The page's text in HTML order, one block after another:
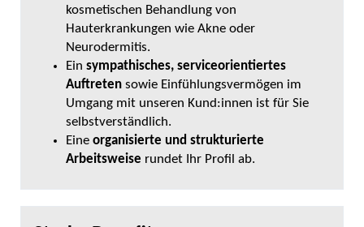
kosmetischen Behandlung von
Hauterkrankungen wie Akne oder
Neurodermitis.
Ein sympathisches, serviceorientiertes
Auftreten sowie Einfühlungsvermögen im
Umgang mit unseren Kund:innen ist für Sie
selbstverständlich.
Eine organisierte und strukturierte
Arbeitsweise rundet Ihr Profil ab.